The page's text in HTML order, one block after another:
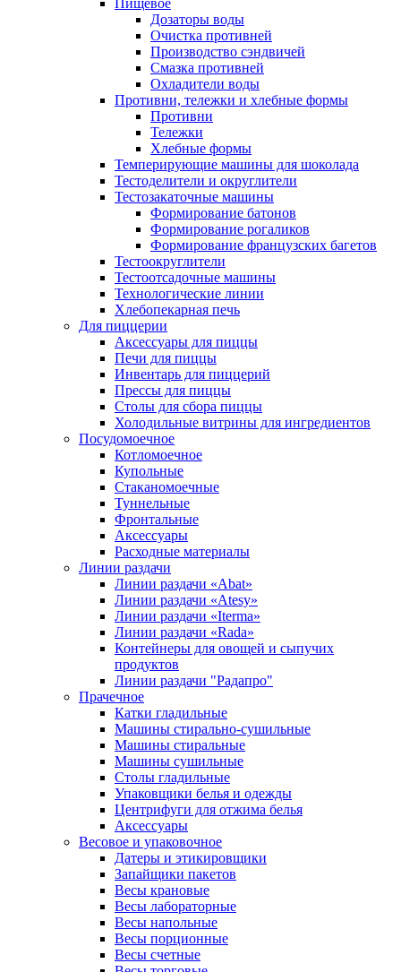
Пищевое
Дозаторы воды
Очистка противней
Производство сэндвичей
Смазка противней
Охладители воды
Противни, тележки и хлебные формы
Противни
Тележки
Хлебные формы
Темперирующие машины для шоколада
Тестоделители и округлители
Тестозакаточные машины
Формирование батонов
Формирование рогаликов
Формирование французских багетов
Тестоокруглители
Тестоотсадочные машины
Технологические линии
Хлебопекарная печь
Для пиццерии
Аксессуары для пиццы
Печи для пиццы
Инвентарь для пиццерий
Прессы для пиццы
Столы для сбора пиццы
Холодильные витрины для ингредиентов
Посудомоечное
Котломоечное
Купольные
Стаканомоечные
Туннельные
Фронтальные
Аксессуары
Расходные материалы
Линии раздачи
Линии раздачи «Abat»
Линии раздачи «Atesy»
Линии раздачи «Iterma»
Линии раздачи «Rada»
Контейнеры для овощей и сыпучих
продуктов
Линии раздачи "Радапро"
Прачечное
Катки гладильные
Машины стирально-сушильные
Машины стиральные
Машины сушильные
Столы гладильные
Упаковщики белья и одежды
Центрифуги для отжима белья
Аксессуары
Весовое и упаковочное
Датеры и этикировщики
Запайщики пакетов
Весы крановые
Весы лабораторные
Весы напольные
Весы порционные
Весы счетные